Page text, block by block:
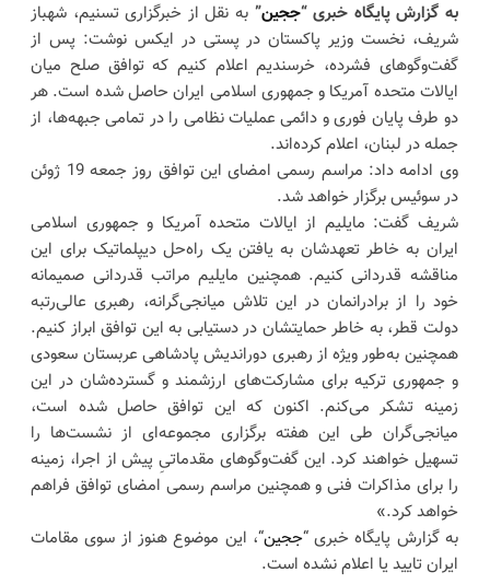
به گزارش پایگاه خبری “ججین” به نقل از خبرگزاری تسنیم، شهباز
شریف، نخست وزیر پاکستان در پستی در ایکس نوشت: پس از
گفت‌وگوهای فشرده، خرسندیم اعلام کنیم که توافق صلح میان
ایالات متحده آمریکا و جمهوری اسلامی ایران حاصل شده است. هر
دو طرف پایان فوری و دائمی عملیات نظامی را در تمامی جبهه‌ها، از
جمله در لبنان، اعلام کرده‌اند.
وی ادامه داد: مراسم رسمی امضای این توافق روز جمعه 19 ژوئن
در سوئیس برگزار خواهد شد.
شریف گفت: مایلیم از ایالات متحده آمریکا و جمهوری اسلامی
ایران به خاطر تعهدشان به یافتن یک راه‌حل دیپلماتیک برای این
مناقشه قدردانی کنیم. همچنین مایلیم مراتب قدردانی صمیمانه
خود را از برادرانمان در این تلاش میانجی‌گرانه، رهبری عالی‌رتبه
دولت قطر، به خاطر حمایتشان در دستیابی به این توافق ابراز کنیم.
همچنین به‌طور ویژه از رهبری دوراندیش پادشاهی عربستان سعودی
و جمهوری ترکیه برای مشارکت‌های ارزشمند و گسترده‌شان در این
زمینه تشکر می‌کنم. اکنون که این توافق حاصل شده است،
میانجی‌گران طی این هفته برگزاری مجموعه‌ای از نشست‌ها را
تسهیل خواهند کرد. این گفت‌وگوهای مقدماتیِ پیش از اجرا، زمینه
را برای مذاکرات فنی و همچنین مراسم رسمی امضای توافق فراهم
خواهد کرد.»
به گزارش پایگاه خبری “ججین“، این موضوع هنوز از سوی مقامات
ایران تایید یا اعلام نشده است.